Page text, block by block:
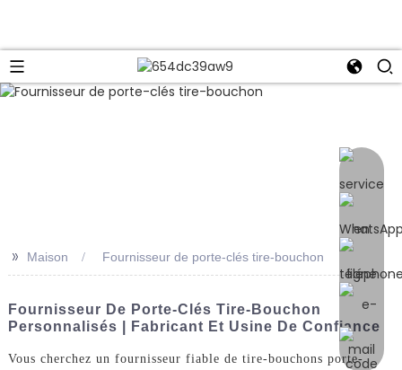
>> Maison Fournisseur de porte-clés tire-bouchon
Fournisseur De Porte-Clés Tire-Bouchon
Personnalisés | Fabricant Et Usine De Confiance
Vous cherchez un fournisseur fiable de tire-bouchons porte-